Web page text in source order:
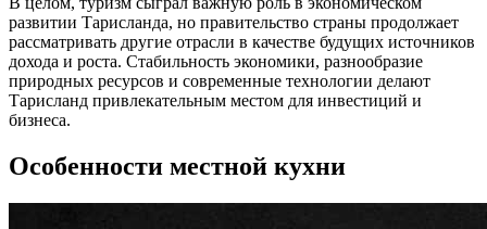
развитии Тарисланда, но правительство страны продолжает
рассматривать другие отрасли в качестве будущих источников
дохода и роста. Стабильность экономики, разнообразие
природных ресурсов и современные технологии делают
Тарисланд привлекательным местом для инвестиций и
бизнеса.
Особенности местной кухни